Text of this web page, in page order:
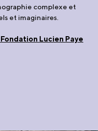
complexe et
et imaginaires.
Lucien Paye